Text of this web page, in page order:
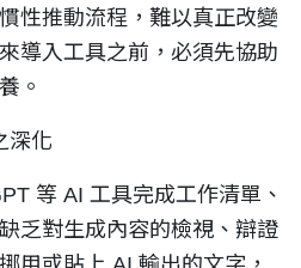
性推動流程，難以真正改變
導入工具之前，必須先協助
。
深化
等 AI 工具完成工作清單、
乏對生成內容的檢視、辯證